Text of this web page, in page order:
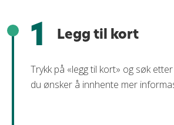
1 Legg til kort
Trykk på «legg til kort» og søk
du ønsker å innhente mer